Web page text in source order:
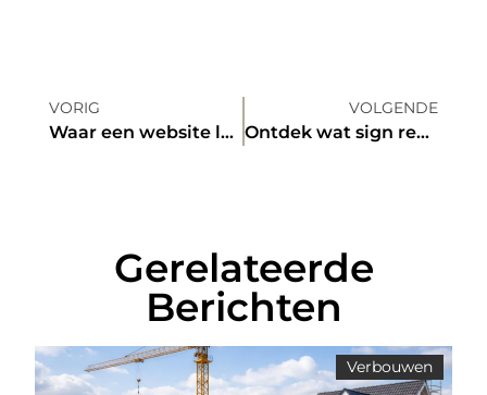
VORIG
Waar een website laten maken?
VOLGENDE
Ontdek wat sign reclame voor jouw bedrijf kan betekenen
Gerelateerde
Berichten
Verbouwen